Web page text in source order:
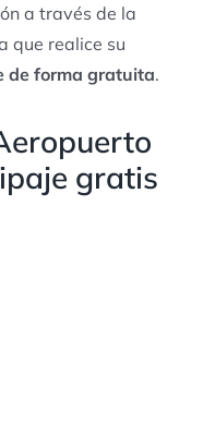
a través de la
que realice su
de forma gratuita.
gratis